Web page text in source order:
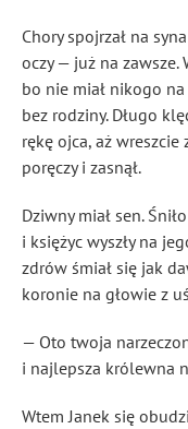
Chory spojrzał na
oczy — już na zawsze.
bo nie miał nikogo na
bez rodziny. Długo
rękę ojca, aż wreszcie
poręczy i zasnął.
Dziwny miał sen.
i księżyc wyszły na
zdrów śmiał się jak
koronie na głowie z
— Oto twoja
i najlepsza królewna
Wtem Janek się